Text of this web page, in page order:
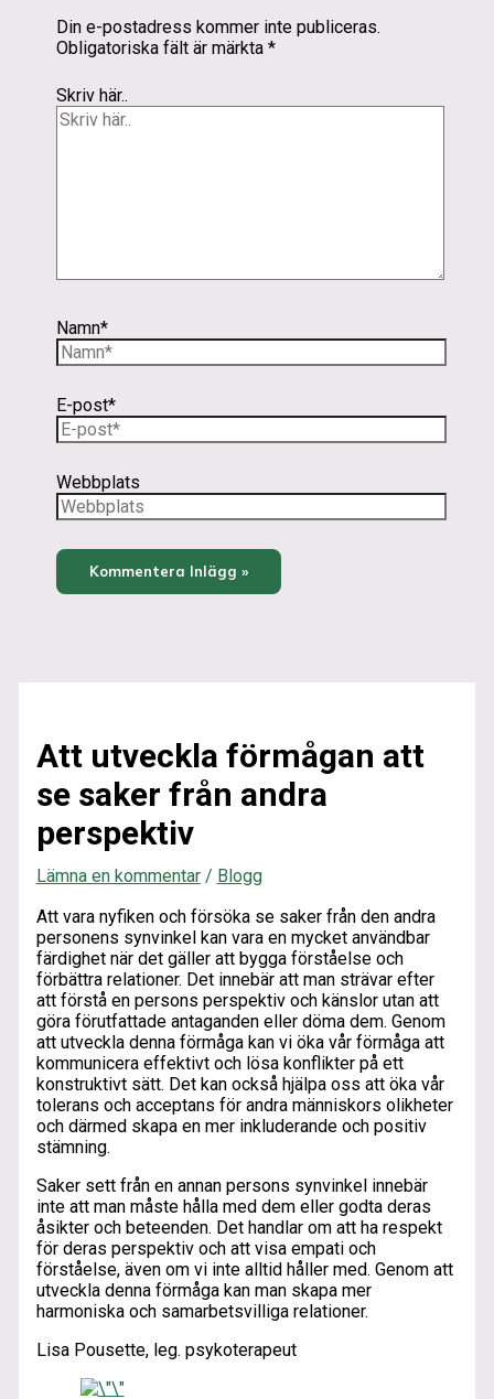
Din e-postadress kommer inte publiceras.
Obligatoriska fält är märkta *
Skriv här..
Namn*
E-post*
Webbplats
Att utveckla förmågan att
se saker från andra
perspektiv
Lämna en kommentar / Blogg
Att vara nyfiken och försöka se saker från den andra
personens synvinkel kan vara en mycket användbar
färdighet när det gäller att bygga förståelse och
förbättra relationer. Det innebär att man strävar efter
att förstå en persons perspektiv och känslor utan att
göra förutfattade antaganden eller döma dem. Genom
att utveckla denna förmåga kan vi öka vår förmåga att
kommunicera effektivt och lösa konflikter på ett
konstruktivt sätt. Det kan också hjälpa oss att öka vår
tolerans och acceptans för andra människors olikheter
och därmed skapa en mer inkluderande och positiv
stämning.
Saker sett från en annan persons synvinkel innebär
inte att man måste hålla med dem eller godta deras
åsikter och beteenden. Det handlar om att ha respekt
för deras perspektiv och att visa empati och
förståelse, även om vi inte alltid håller med. Genom att
utveckla denna förmåga kan man skapa mer
harmoniska och samarbetsvilliga relationer.
Lisa Pousette, leg. psykoterapeut